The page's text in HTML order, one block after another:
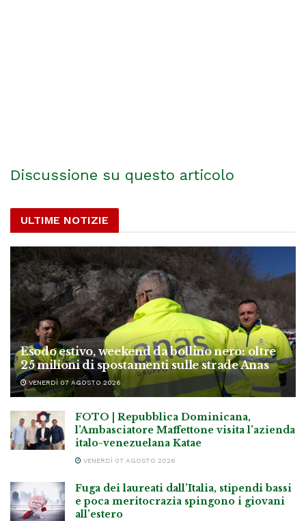
Discussione su questo articolo
ULTIME NOTIZIE
Esodo estivo, weekend da bollino nero: oltre
25 milioni di spostamenti sulle strade Anas
VENERDÌ 07 AGOSTO 2026
FOTO | Repubblica Dominicana,
l’Ambasciatore Maffettone visita l’azienda
italo-venezuelana Katae
VENERDÌ 07 AGOSTO 2026
Fuga dei laureati dall’Italia, stipendi bassi
e poca meritocrazia spingono i giovani
all’estero